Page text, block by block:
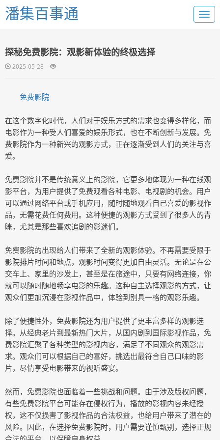
潘集百事通
探秘免费影院：观影新体验的终极选择
2025-05-28
免费影院
在这个数字化时代，人们对于娱乐方式的需求也变得多样化，而
电影作为一种受人们喜爱的娱乐形式，也在不断创新与发展。免
费影院作为一种新兴的观影方式，正在逐渐受到人们的关注与喜
爱。
免费影院并不是传统意义上的影院，它更多地体现为一种在线观
影平台，为用户提供了免费观看各种电影、电视剧的机会。用户
可以通过网络平台或手机应用，随时随地观看自己喜爱的影视作
品，无需花费任何费用。这种便捷的观影方式受到了很多人的青
睐，尤其是那些喜欢追剧的影迷们。
免费影院的出现给人们带来了全新的观影体验。不再需要受限于
影院排片时间和地点，观影时间变得更加自由灵活。无论是在公
交车上、家里的沙发上，甚至是在旅途中，只要有网络连接，你
就可以随时随地畅享电影的乐趣。这种自主选择观影的方式，让
观众们更加沉浸在影视作品中，体验到别具一格的观影乐趣。
除了便捷性外，免费影院还为用户提供了更丰富多样的观影选
择。从经典老片到最新热门大片，从国内剧到国际影视作品，免
费影院汇聚了各种类型的影视内容，满足了不同观众的观影需
求。观众们可以根据自己的喜好，挑选出最符合自己口味的影
片，尽情享受电影带来的视听盛宴。
然而，免费影院也面临着一些挑战和问题。由于涉及版权问题，
有些免费影院平台可能存在侵权行为，播放的影视内容未经授
权，这不仅损害了影视作品的合法权益，也给用户带来了潜在的
风险。因此，在选择免费影院时，用户需要谨慎甄别，选择正规